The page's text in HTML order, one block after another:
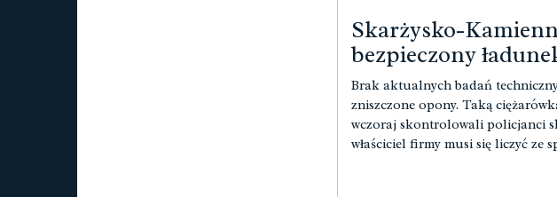
Skarżysko-
bezpieczony
Brak aktualnych badań
zniszczone opony. Taką
wczoraj skontrolowali policjanci
właściciel firmy musi się liczyć ze